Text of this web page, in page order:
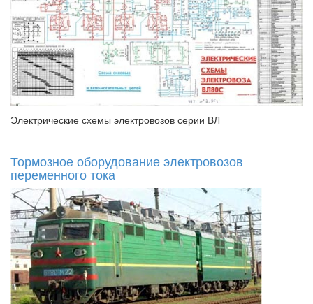
Электрические схемы электровозов серии ВЛ
Тормозное оборудование электровозов
переменного тока